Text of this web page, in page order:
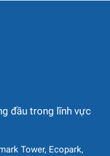
đầu trong lĩnh vực
Tower, Ecopark,